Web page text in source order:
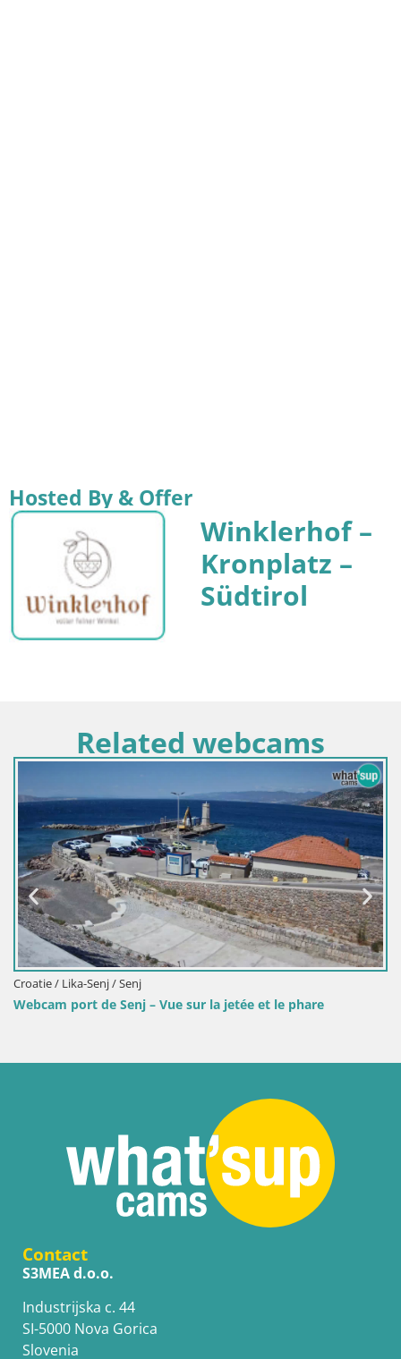
Hosted By & Offer
Winklerhof –
Kronplatz –
Südtirol
Related webcams
Croatie / Lika-Senj / Senj
Webcam port de Senj – Vue sur la jetée et le phare
Contact
S3MEA d.o.o.
Industrijska c. 44
SI-5000 Nova Gorica
Slovenia